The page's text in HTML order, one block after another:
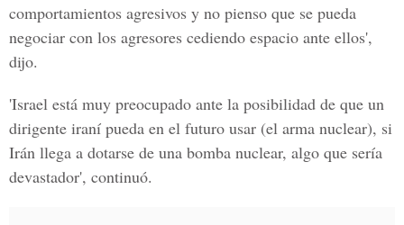
comportamientos agresivos y no pienso que se pueda
negociar con los agresores cediendo espacio ante ellos',
dijo.
'Israel está muy preocupado ante la posibilidad de que un
dirigente iraní pueda en el futuro usar (el arma nuclear), si
Irán llega a dotarse de una bomba nuclear, algo que sería
devastador', continuó.